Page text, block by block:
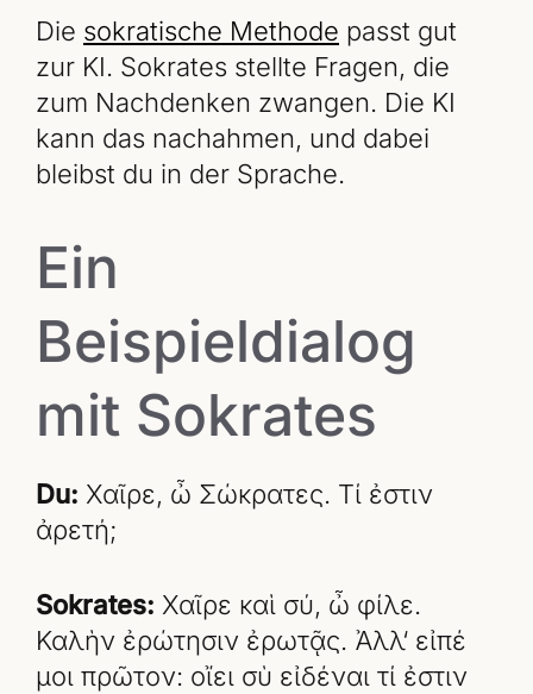
Die sokratische Methode passt gut
zur KI. Sokrates stellte Fragen, die
zum Nachdenken zwangen. Die KI
kann das nachahmen, und dabei
bleibst du in der Sprache.
Ein
Beispieldialog
mit Sokrates
Du: Χαῖρε, ὦ Σώκρατες. Τί ἐστιν
ἀρετή;
Sokrates: Χαῖρε καὶ σύ, ὦ φίλε.
Καλὴν ἐρώτησιν ἐρωτᾷς. Ἀλλ‘ εἰπέ
μοι πρῶτον: οἴει σὺ εἰδέναι τί ἐστιν